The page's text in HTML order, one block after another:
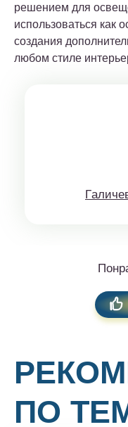
решением для
использоваться как
создания
любом стиле
ПО